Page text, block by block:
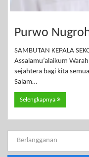
Purwo
SAMBUTAN KEPALA
Assalamu’alaikum
sejahtera bagi kita
Salam…
Selengkapnya